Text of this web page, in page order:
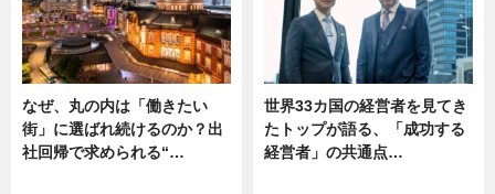
なぜ、丸の内は「働きたい
街」に選ばれ続けるのか？出
社回帰で求められる“…
世界33カ国の経営者を見てき
たトップが語る、「成功する
経営者」の共通点…